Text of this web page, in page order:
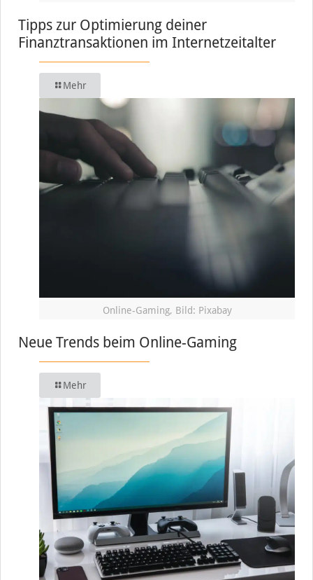
Tipps zur Optimierung deiner
Finanztransaktionen im Internetzeitalter
Mehr
Online-Gaming, Bild: Pixabay
Neue Trends beim Online-Gaming
Mehr